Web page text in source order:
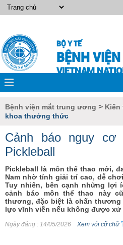
BỘ Y TẾ
BỆNH
VIETNAM
Bệnh viện mắt trung ương > Kiến
khoa thưởng thức
Cảnh báo nguy
Pickleball
Pickleball là môn thể thao mới,
Nam nhờ tính giải trí cao, dễ
Tuy nhiên, bên cạnh những lợi
cảnh báo môn thể thao này
thương, đặc biệt là chấn thương
lực vĩnh viễn nếu không được
Ngày đăng : 14/05/2026 Xem với cỡ chữ